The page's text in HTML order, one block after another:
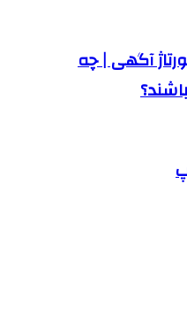
آگهی | چه